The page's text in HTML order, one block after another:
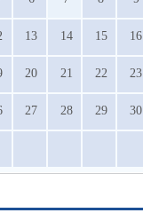
13 14 15 16
20 21 22 23
27 28 29 30